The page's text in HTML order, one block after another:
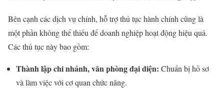
Bên cạnh các dịch vụ chính, hỗ trợ thủ tục hành chính cũng là
một phần không thể thiếu để doanh nghiệp hoạt động hiệu quả.
Các thủ tục này bao gồm:
Thành lập chi nhánh, văn phòng đại diện: Chuẩn bị hồ sơ
và làm việc với cơ quan chức năng.